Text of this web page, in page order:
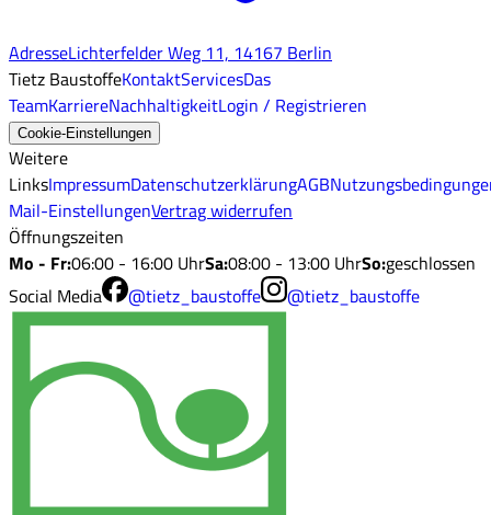
AdresseLichterfelder Weg 11, 14167 Berlin
Tietz BaustoffeKontaktServicesDas
TeamKarriereNachhaltigkeitLogin / Registrieren
Cookie-Einstellungen
Weitere
LinksImpressumDatenschutzerklärungAGB
Mail-EinstellungenVertrag widerrufen
Öffnungszeiten
Mo - Fr:06:00 - 16:00 UhrSa:08:00 - 13:00 UhrSo:geschlossen
Social Media
@tietz_baustoffe @tietz_baustoffe